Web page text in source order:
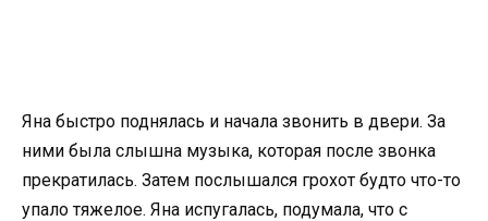
Яна быстро поднялась и начала звонить в двери. За
ними была слышна музыка, которая после звонка
прекратилась. Затем послышался грохот будто что-то
упало тяжелое. Яна испугалась, подумала, что с